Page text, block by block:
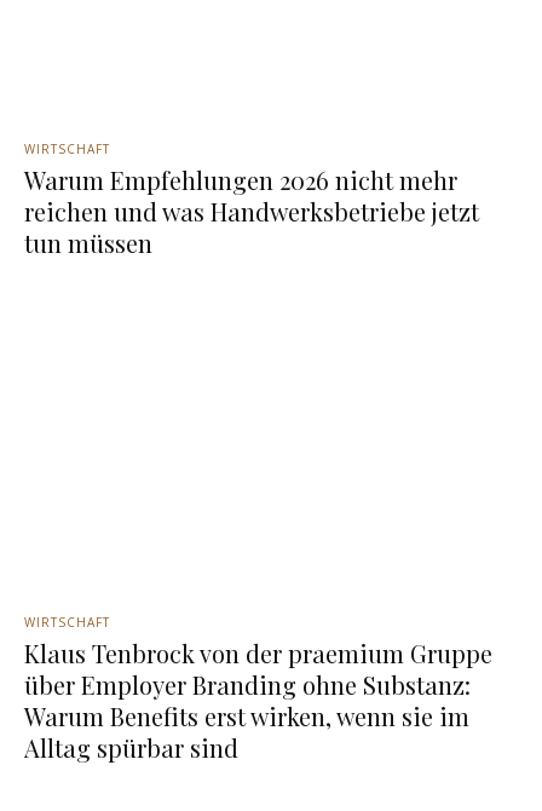
WIRTSCHAFT
Warum Empfehlungen 2026 nicht mehr
reichen und was Handwerksbetriebe jetzt
tun müssen
WIRTSCHAFT
Klaus Tenbrock von der praemium Gruppe
über Employer Branding ohne Substanz:
Warum Benefits erst wirken, wenn sie im
Alltag spürbar sind